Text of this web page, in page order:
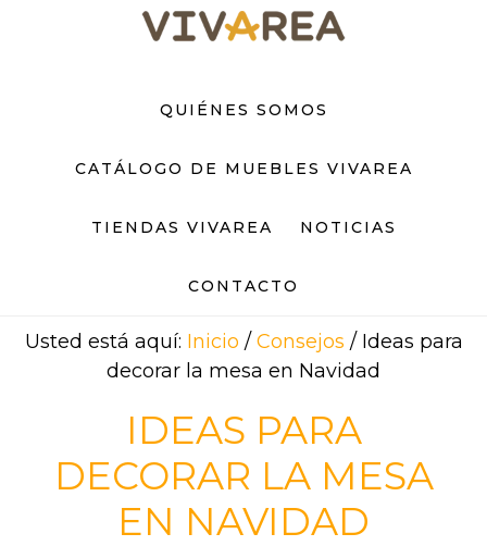
QUIÉNES SOMOS
CATÁLOGO DE MUEBLES VIVAREA
TIENDAS VIVAREA NOTICIAS
CONTACTO
Usted está aquí: Inicio / Consejos /Ideas para
decorar la mesa en Navidad
IDEAS PARA
DECORAR LA MESA
EN NAVIDAD